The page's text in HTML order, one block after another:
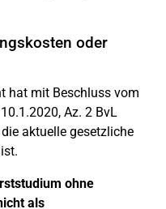
oder
hat mit Beschluss vom
Az. 2 BvL
aktuelle gesetzliche
ist.
ohne
als